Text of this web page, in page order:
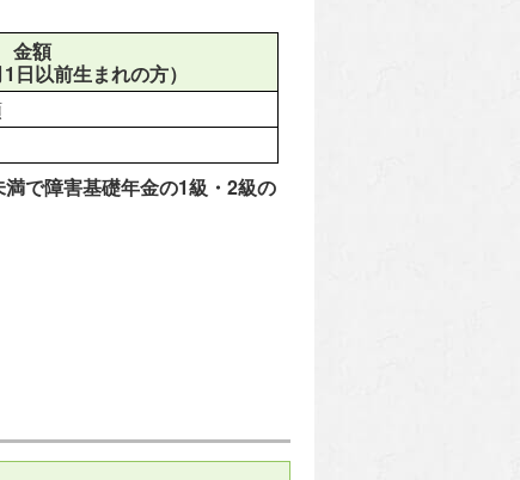
金額
日以前生まれの方）
で障害基礎年金の1級・2級の